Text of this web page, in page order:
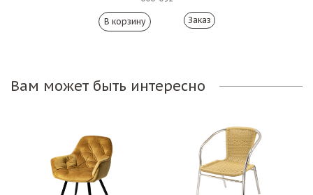
Заказ
Вам может быть интересно